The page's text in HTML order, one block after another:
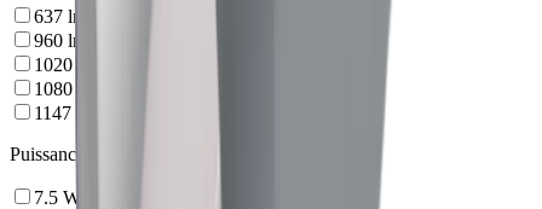
637 lm
960 lm
1020
1080
1147
Puissance
7.5 W